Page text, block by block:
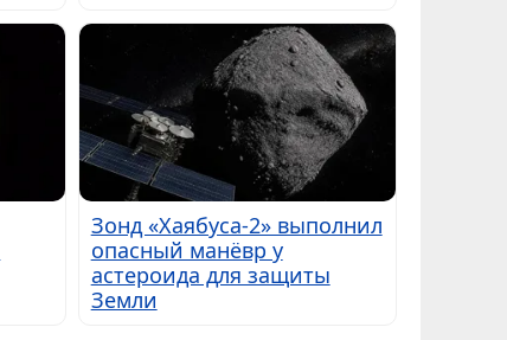
Зонд «Хаябуса-2» выполнил
опасный манёвр у
астероида для защиты
Земли